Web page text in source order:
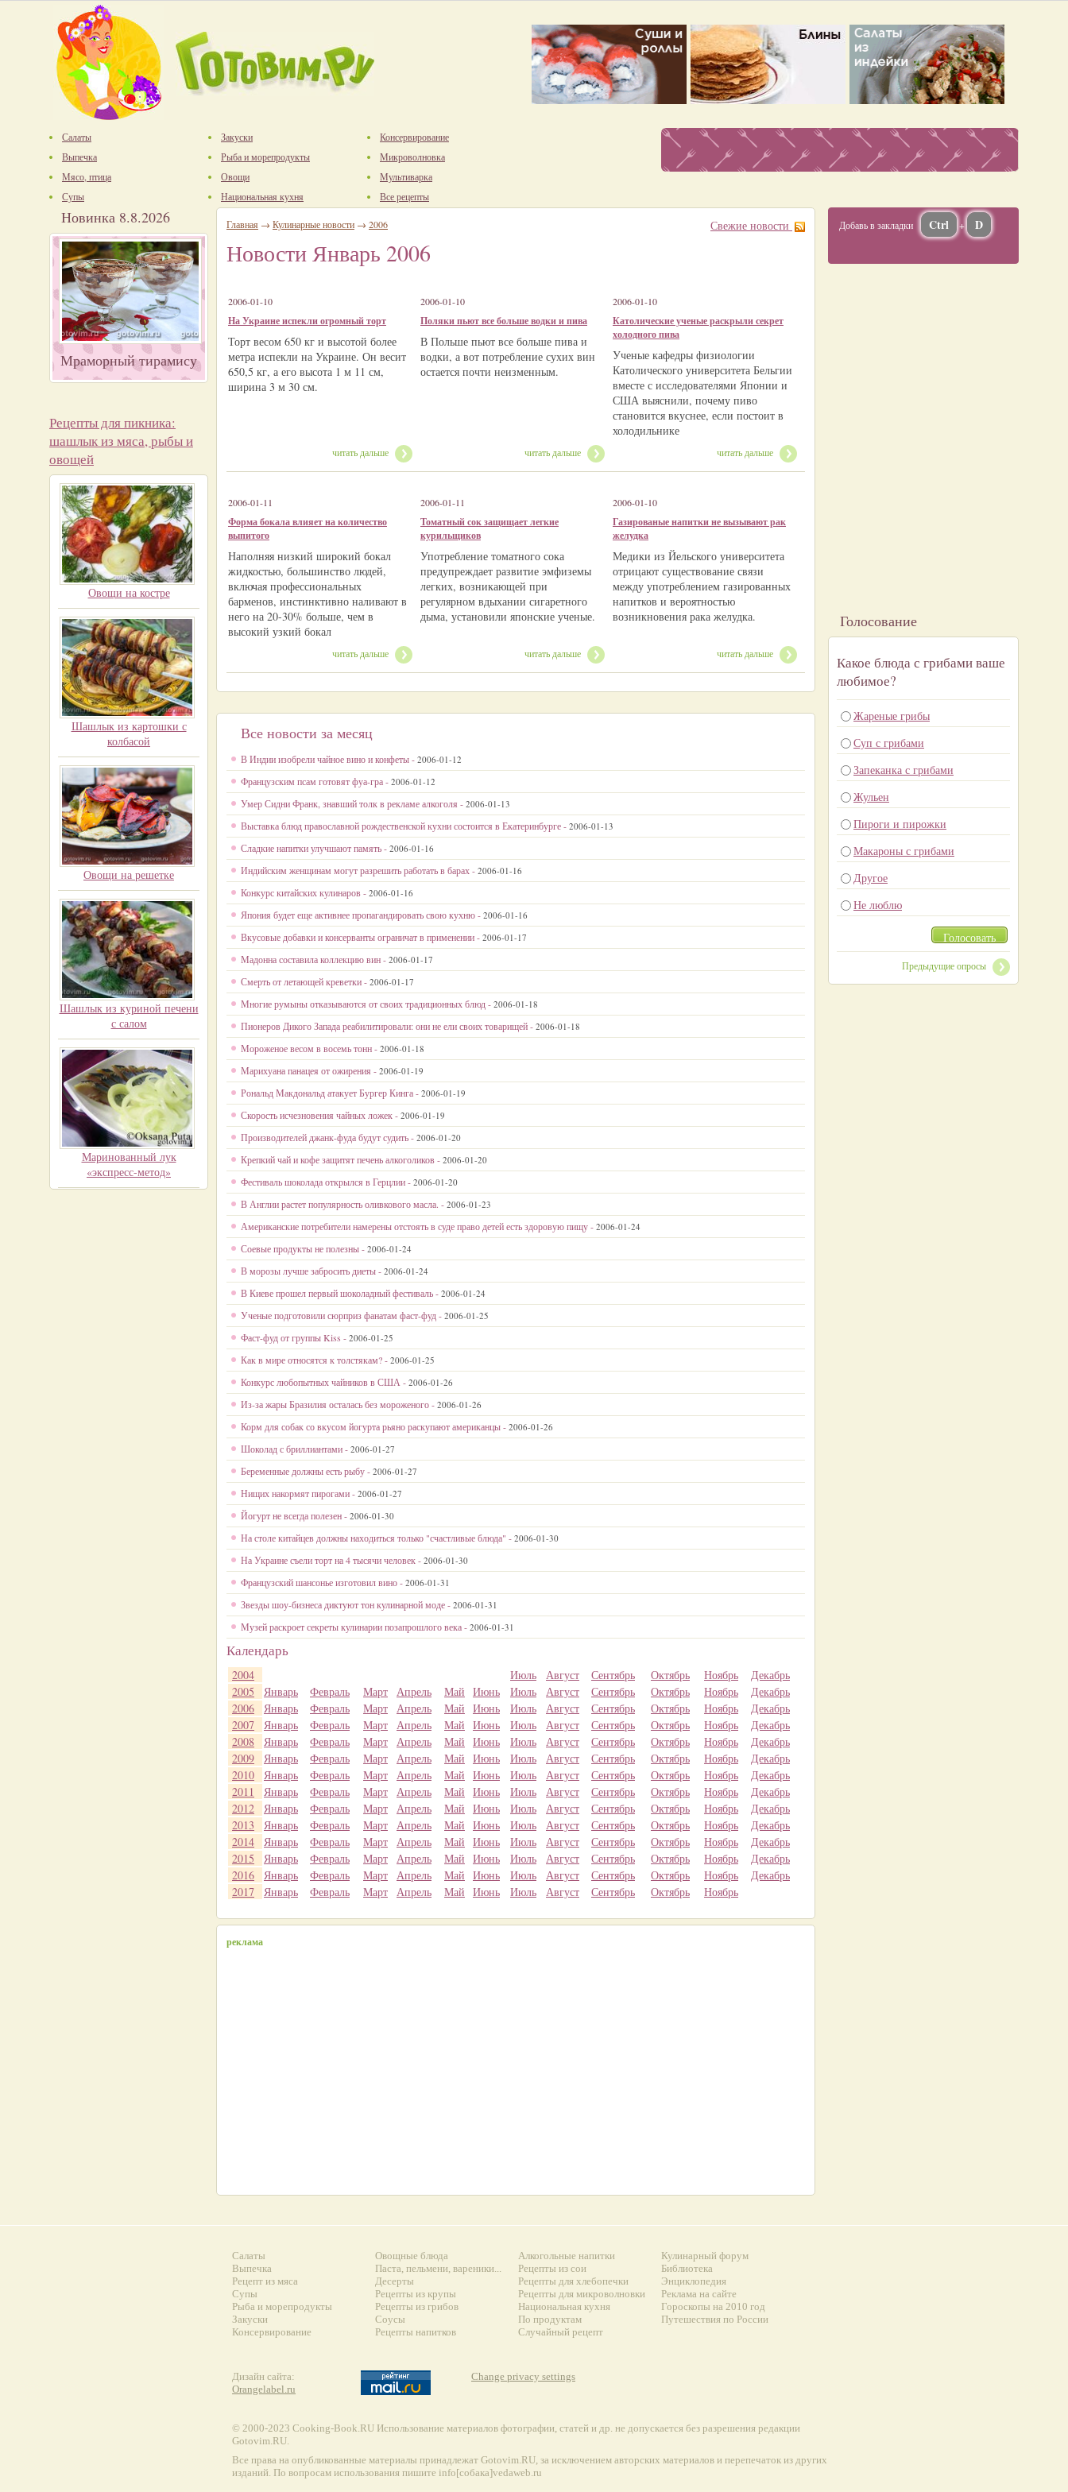
Салаты
Выпечка
Мясо, птица
Супы
Закуски
Рыба и морепродукты
Овощи
Национальная кухня
Консервирование
Микроволновка
Мультиварка
Все рецепты
Новинка 8.8.2026
Мраморный тирамису
Рецепты для пикника:
шашлык из мяса, рыбы и
овощей
Овощи на костре
Шашлык из картошки с
колбасой
Овощи на решетке
Шашлык из куриной печени
с салом
Маринованный лук
«экспресс-метод»
Главная → Кулинарные новости → 2006 Свежие новости
Новости Январь 2006
2006-01-10
Католические ученые раскрыли секрет
холодного пива
Ученые кафедры физиологии
Католического университета Бельгии
вместе с исследователями Японии и
США выяснили, почему пиво
становится вкуснее, если постоит в
холодильнике
2006-01-10
Поляки пьют все больше водки и пива
В Польше пьют все больше пива и
водки, а вот потребление сухих вин
остается почти неизменным.
2006-01-10
На Украине испекли огромный торт
Торт весом 650 кг и высотой более
метра испекли на Украине. Он весит
650,5 кг, а его высота 1 м 11 см,
ширина 3 м 30 см.
читать дальше
читать дальше
читать дальше
2006-01-10
Газированые напитки не вызывают рак
желудка
Медики из Йельского университета
отрицают существование связи
между употреблением газированных
напитков и вероятностью
возникновения рака желудка.
2006-01-11
Томатный сок защищает легкие
курильщиков
Употребление томатного сока
предупреждает развитие эмфиземы
легких, возникающей при
регулярном вдыхании сигаретного
дыма, установили японские ученые.
2006-01-11
Форма бокала влияет на количество
выпитого
Наполняя низкий широкий бокал
жидкостью, большинство людей,
включая профессиональных
барменов, инстинктивно наливают в
него на 20-30% больше, чем в
высокий узкий бокал
читать дальше
читать дальше
читать дальше
Все новости за месяц
В Индии изобрели чайное вино и конфеты - 2006-01-12
Французским псам готовят фуа-гра - 2006-01-12
Умер Сидни Франк, знавший толк в рекламе алкоголя - 2006-01-13
Выставка блюд православной рождественской кухни состоится в Екатеринбурге - 2006-01-13
Сладкие напитки улучшают память - 2006-01-16
Индийским женщинам могут разрешить работать в барах - 2006-01-16
Конкурс китайских кулинаров - 2006-01-16
Япония будет еще активнее пропагандировать свою кухню - 2006-01-16
Вкусовые добавки и консерванты ограничат в применении - 2006-01-17
Мадонна составила коллекцию вин - 2006-01-17
Смерть от летающей креветки - 2006-01-17
Многие румыны отказываются от своих традиционных блюд - 2006-01-18
Пионеров Дикого Запада реабилитировали: они не ели своих товарищей - 2006-01-18
Мороженое весом в восемь тонн - 2006-01-18
Марихуана панацея от ожирения - 2006-01-19
Рональд Макдональд атакует Бургер Кинга - 2006-01-19
Скорость исчезновения чайных ложек - 2006-01-19
Производителей джанк-фуда будут судить - 2006-01-20
Крепкий чай и кофе защитят печень алкоголиков - 2006-01-20
Фестиваль шоколада открылся в Герцлии - 2006-01-20
В Англии растет популярность оливкового масла. - 2006-01-23
Американские потребители намерены отстоять в суде право детей есть здоровую пищу - 2006-01-24
Соевые продукты не полезны - 2006-01-24
В морозы лучше забросить диеты - 2006-01-24
В Киеве прошел первый шоколадный фестиваль - 2006-01-24
Ученые подготовили сюрприз фанатам фаст-фуд - 2006-01-25
Фаст-фуд от группы Kiss - 2006-01-25
Как в мире относятся к толстякам? - 2006-01-25
Конкурс любопытных чайников в США - 2006-01-26
Из-за жары Бразилия осталась без мороженого - 2006-01-26
Корм для собак со вкусом йогурта рьяно раскупают американцы - 2006-01-26
Шоколад с бриллиантами - 2006-01-27
Беременные должны есть рыбу - 2006-01-27
Нищих накормят пирогами - 2006-01-27
Йогурт не всегда полезен - 2006-01-30
На столе китайцев должны находиться только "счастливые блюда" - 2006-01-30
На Украине съели торт на 4 тысячи человек - 2006-01-30
Французский шансонье изготовил вино - 2006-01-31
Звезды шоу-бизнеса диктуют тон кулинарной моде - 2006-01-31
Музей раскроет секреты кулинарии позапрошлого века - 2006-01-31
Календарь
2004 Июль Август Сентябрь Октябрь Ноябрь
Декабрь
2005
Январь Февраль Март Апрель Май Июнь Июль Август Сентябрь Октябрь Ноябрь
Декабрь
2006
Январь Февраль Март Апрель Май Июнь Июль Август Сентябрь Октябрь Ноябрь
Декабрь
2007
Январь Февраль Март Апрель Май Июнь Июль Август Сентябрь Октябрь Ноябрь
Декабрь
2008
Январь Февраль Март Апрель Май Июнь Июль Август Сентябрь Октябрь Ноябрь
Декабрь
2009
Январь Февраль Март Апрель Май Июнь Июль Август Сентябрь Октябрь Ноябрь
Декабрь
2010
Январь Февраль Март Апрель Май Июнь Июль Август Сентябрь Октябрь Ноябрь
Декабрь
2011
Январь Февраль Март Апрель Май Июнь Июль Август Сентябрь Октябрь Ноябрь
Декабрь
2012
Январь Февраль Март Апрель Май Июнь Июль Август Сентябрь Октябрь Ноябрь
Декабрь
2013
Январь Февраль Март Апрель Май Июнь Июль Август Сентябрь Октябрь Ноябрь
Декабрь
2014
Январь Февраль Март Апрель Май Июнь Июль Август Сентябрь Октябрь Ноябрь
Декабрь
2015
Январь Февраль Март Апрель Май Июнь Июль Август Сентябрь Октябрь Ноябрь
Декабрь
2016
Январь Февраль Март Апрель Май Июнь Июль Август Сентябрь Октябрь Ноябрь
Декабрь
2017
Январь Февраль Март Апрель Май Июнь Июль Август Сентябрь Октябрь Ноябрь
реклама
Добавь в закладки Ctrl + D
Голосование
Какое блюда с грибами ваше
любимое?
Жареные грибы
Суп с грибами
Запеканка с грибами
Жульен
Пироги и пирожки
Макароны с грибами
Другое
Не люблю
Голосовать
Предыдущие опросы
Салаты
Выпечка
Рецепт из мяса
Супы
Рыба и морепродукты
Закуски
Консервирование
Овощные блюда
Паста, пельмени, вареники...
Десерты
Рецепты из крупы
Рецепты из грибов
Соусы
Рецепты напитков
Алкогольные напитки
Рецепты из сои
Рецепты для хлебопечки
Рецепты для микроволновки
Национальная кухня
По продуктам
Случайный рецепт
Кулинарный форум
Библиотека
Энциклопедия
Реклама на сайте
Гороскопы на 2010 год
Путешествия по России
Дизайн сайта:
Orangelabel.ru
Change privacy settings
© 2000-2023 Сooking-Book.RU Использование материалов фотографии, статей и др. не допускается без разрешения редакции
Gotovim.RU.
Все права на опубликованные материалы принадлежат Gotovim.RU, за исключением авторских материалов и перепечаток из других
изданий. По вопросам использования пишите info[собака]vedaweb.ru